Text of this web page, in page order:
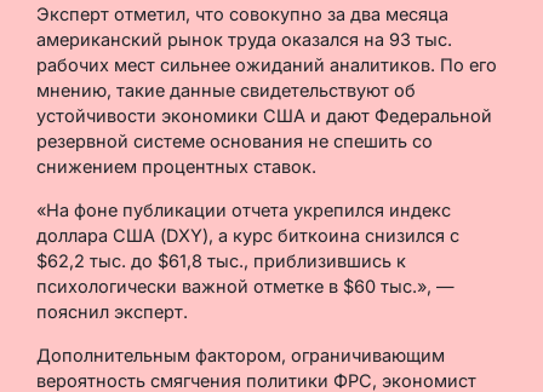
Эксперт отметил, что совокупно за два месяца
американский рынок труда оказался на 93 тыс.
рабочих мест сильнее ожиданий аналитиков. По его
мнению, такие данные свидетельствуют об
устойчивости экономики США и дают Федеральной
резервной системе основания не спешить со
снижением процентных ставок.
«На фоне публикации отчета укрепился индекс
доллара США (DXY), а курс биткоина снизился с
$62,2 тыс. до $61,8 тыс., приблизившись к
психологически важной отметке в $60 тыс.», —
пояснил эксперт.
Дополнительным фактором, ограничивающим
вероятность смягчения политики ФРС, экономист